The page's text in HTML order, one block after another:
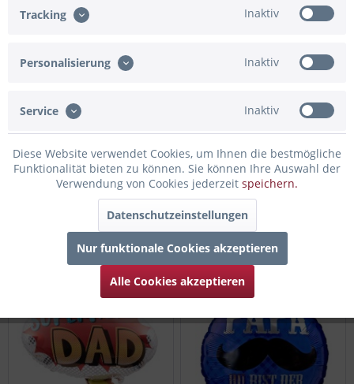
Folienballon You're The Best
Folienballon "Du bist der
Beste!"
14,90 € *
Tracking Inaktiv
Personalisierung Inaktiv
Service Inaktiv
Diese Website verwendet Cookies, um Ihnen die bestmögliche
Funktionalität bieten zu können. Sie können Ihre Auswahl der
Verwendung von Cookies jederzeit speichern.
Datenschutzeinstellungen
Nur funktionale Cookies akzeptieren
Alle Cookies akzeptieren